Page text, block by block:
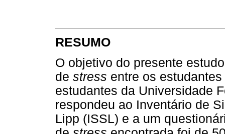
RESUMO
O objetivo do presente
de stress entre os
estudantes da Universidade
respondeu ao Inventário de
Lipp (ISSL) e a um